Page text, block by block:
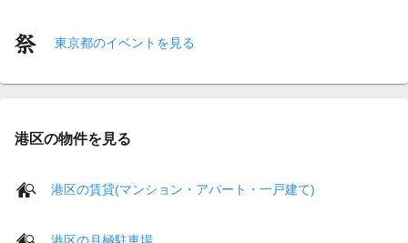
東京都のイベントを見る
港区の物件を見る
港区の賃貸(マンション・アパート・一戸建て)
港区の月極駐車場